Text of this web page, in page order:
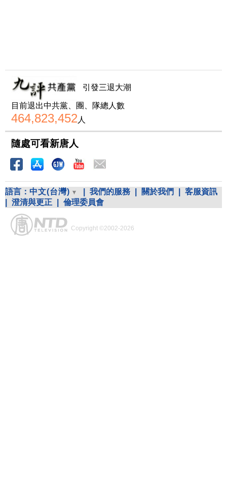
引發三退大潮
目前退出中共黨、團、隊總人數
464,823,452 人
隨處可看新唐人
語言： 中文(台灣) 我們的服務 關於我們
客服資訊
澄清與更正 倫理委員會
Copyright ©2002-2026